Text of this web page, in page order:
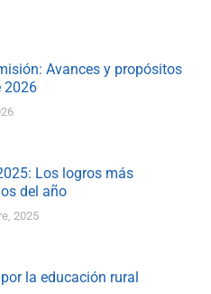
Avances y propósitos
2026
Los logros más
del año
2025
la educación rural